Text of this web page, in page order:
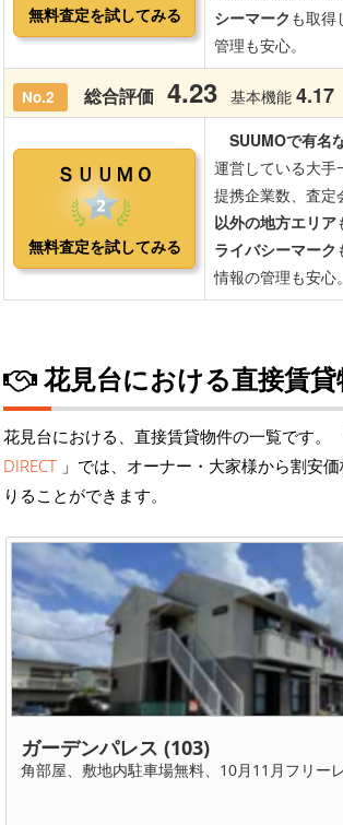
花見台における直接賃貸
花見台における、直接賃貸物件の一覧です。
DIRECT 」では、オーナー・大家様から割安
りることができます。
ガーデンパレス (103)
角部屋、敷地内駐車場無料、10月11月フリー